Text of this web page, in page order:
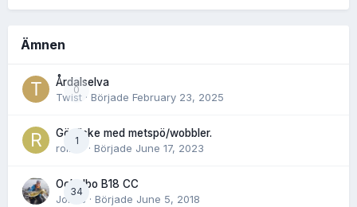
Ämnen
0
Årdalselva
Twist · Började February 23, 2025
1
Gösfiske med metspö/wobbler.
rolnor
· Började June 17, 2023
34
Ockelbo B18 CC
Jonas · Började June 5, 2018